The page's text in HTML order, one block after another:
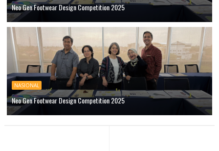
Neo Gen Footwear Design Competition 2025
NASIONAL
Neo Gen Footwear Design Competition 2025